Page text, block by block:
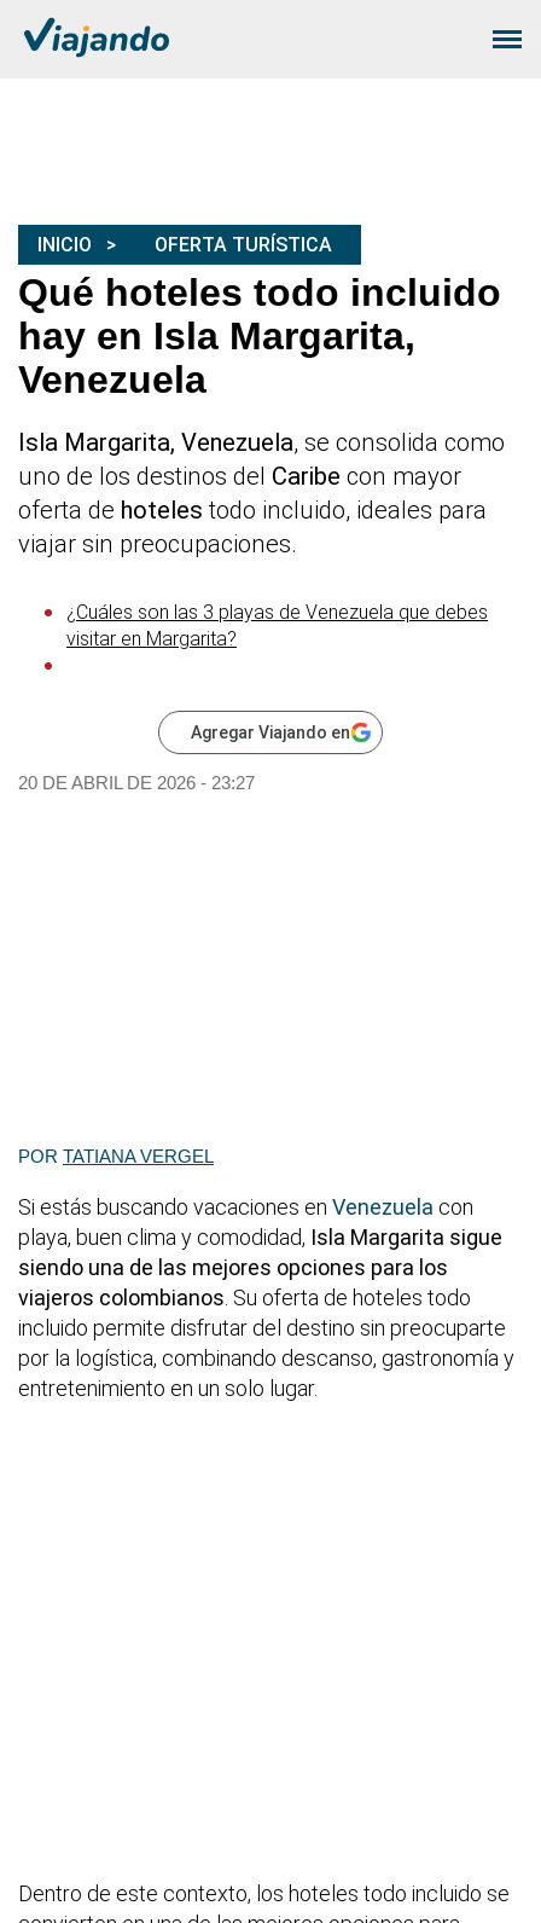
INICIO OFERTA TURÍSTICA
Qué hoteles todo incluido
hay en Isla Margarita,
Venezuela
Isla Margarita, Venezuela, se consolida como
uno de los destinos del Caribe con mayor
oferta de hotelestodo incluido, ideales para
viajar sin preocupaciones.
¿Cuáles son las 3 playas de Venezuela que debes
visitar en Margarita?
Agregar Viajando en
20 DE ABRIL DE 2026 - 23:27
POR TATIANA VERGEL
Si estás buscando vacaciones en Venezuela con
playa, buen clima y comodidad, Isla Margarita sigue
siendo una de las mejores opciones para los
viajeros colombianos . Su oferta de hoteles todo
incluido permite disfrutar del destino sin preocuparte
por la logística, combinando descanso, gastronomía y
entretenimiento en un solo lugar.
Dentro de este contexto, los hoteles todo incluido se